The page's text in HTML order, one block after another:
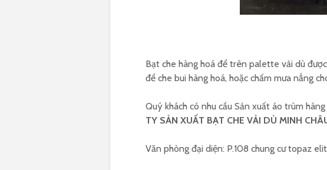
Bạt che hàng hoá để trên palette vải dù
để che bui hàng hoá, hoặc chấm mưa nắng
Quý khách có nhu cầu Sản xuất áo trùm
TY SẢN XUẤT BẠT CHE VẢI DÙ MINH
Văn phòng đại diện: P.108 chung cư topaz